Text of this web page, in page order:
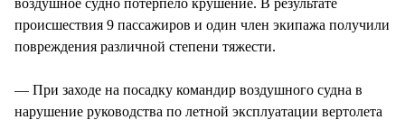
происшествия 9 пассажиров и один член экипажа получили
повреждения различной степени тяжести.
— При заходе на посадку командир воздушного судна в
нарушение руководства по летной эксплуатации вертолета